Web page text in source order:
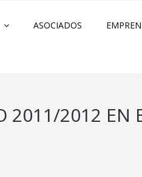
ASOCIADOS
2011/2012 EN